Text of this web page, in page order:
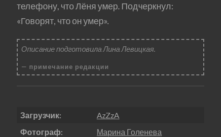
телефону, что Лёня умер. Подчеркнул:
«Говорят, что он умер».
Описание подготовила Лина Левицкая.
примечание редакции
Загрузчик:
AzZzA
Фотограф:
Марина Голенева